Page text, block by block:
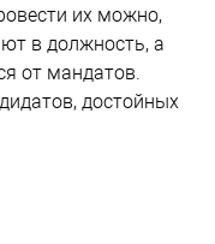
их можно,
в должность, а
от мандатов.
достойных